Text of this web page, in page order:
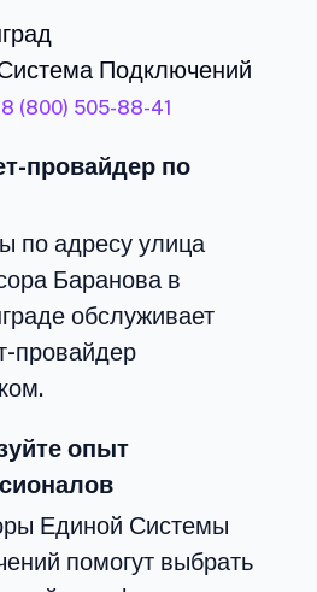
Подключений
8 (800) 505-88-41
провайдер по
по адресу улица
Баранова в
обслуживает
провайдер
опыт
Единой Системы
помогут выбрать